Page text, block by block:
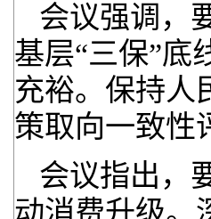
会议强调，
基层“三保”底
充裕。保持人
策取向一致性
会议指出，